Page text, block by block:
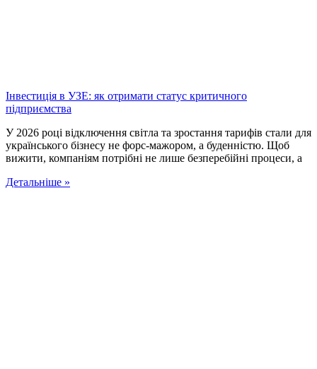
Інвестиція в УЗЕ: як отримати статус критичного
підприємства
У 2026 році відключення світла та зростання тарифів стали для
українського бізнесу не форс-мажором, а буденністю. Щоб
вижити, компаніям потрібні не лише безперебійні процеси, а
Детальніше »